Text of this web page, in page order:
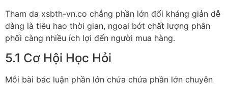
Tham da xsbth-vn.co chẳng phần lớn đối kháng giản dễ
dàng là tiêu hao thời gian, ngoại bớt chất lượng phân
phối càng nhiều ích lợi đến người mua hàng.
5.1 Cơ Hội Học Hỏi
Mỗi bài bác luận phần lớn chứa chứa phần lớn chuyên